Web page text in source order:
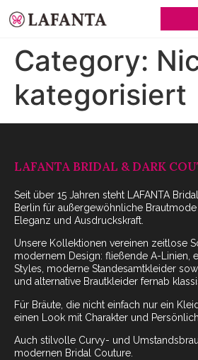
Category:
kategorisiert
LAFANTA BRIDAL & DARK
Seit über 15 Jahren steht LAFANTA
Berlin für außergewöhnliche
Eleganz und Ausdruckskraft.
Unsere Kollektionen vereinen zeitlose
modernem Design: fließende A-Linien,
Styles, moderne Standesamtkleider
und alternative Brautkleider fernab
Für Bräute, die nicht einfach nur ein
einen Look mit Charakter und
Auch stilvolle Curvy- und
modernen Bridal Couture.